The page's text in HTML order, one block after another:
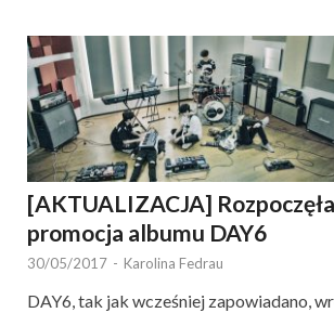
[AKTUALIZACJA]
promocja albumu DAY6
30/05/2017 - Karolina Fedrau
DAY6, tak jak wcześniej zapowiadano,